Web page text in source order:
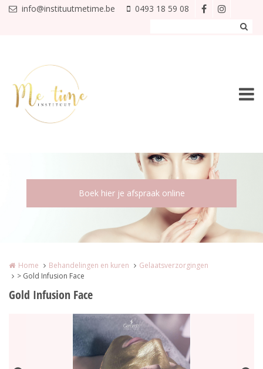
Overslaan en naar de inhoud gaan
info@instituutmetime.be 0493 18 59 08
Home Behandelingen en kuren
Gelaatsverzorgingen
> Gold Infusion Face
Gold Infusion Face